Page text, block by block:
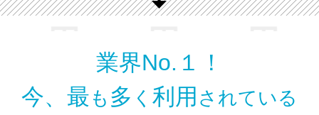
業界No.１！
今、最 も 多 く 利用 されている